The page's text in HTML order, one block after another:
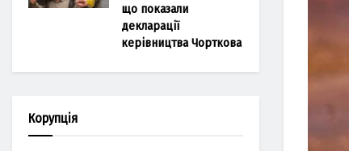
що показали
декларації
керівництва Чорткова
Корупція